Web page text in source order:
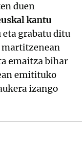
duen
kantu
grabatu ditu
martitzenean
emaitza bihar
emitituko
izango